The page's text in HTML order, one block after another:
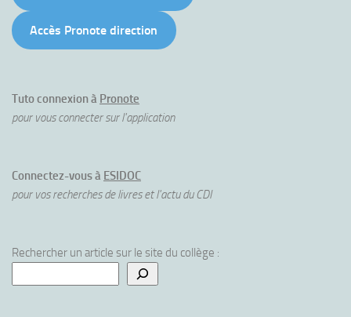
Accès Pronote direction
Tuto connexion à Pronote
pour vous connecter sur l'application
Connectez-vous à ESIDOC
pour vos recherches de livres et l'actu du CDI
Rechercher un article sur le site du collège :